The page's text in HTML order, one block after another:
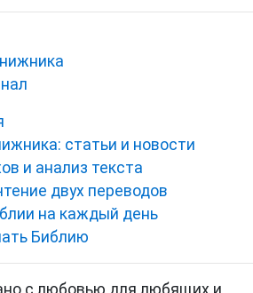
статьи и новости
и анализ текста
двух переводов
на каждый день
Библию